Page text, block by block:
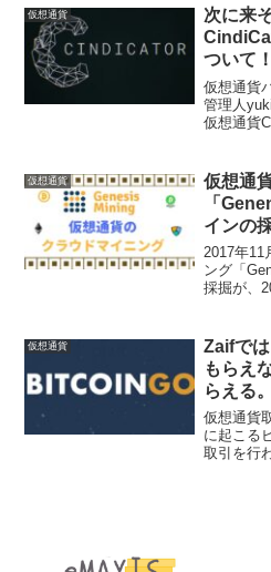
WeChat
仮想通貨
次に来
ついて
上場し
中。
仮想通貨
管理人
仮想通貨
が、購入
内容...
仮想通貨
仮想通
「
インの
2017年11
ング「
採掘が、
す。「
仮想通貨
Zaifで
もらえ
らえる
リスク
仮想通貨
に起こる
取引を行